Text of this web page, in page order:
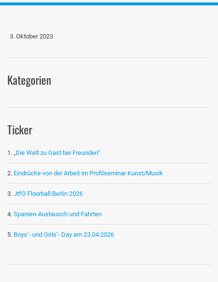
3. Oktober 2023
Kategorien
Ticker
„Die Welt zu Gast bei Freunden“
Eindrücke von der Arbeit im Profilseminar Kunst/Musik
JtfO Floorball Berlin 2026
Spanien-Austausch und Fahrten
Boys‘- und Girls‘- Day am 23.04.2026